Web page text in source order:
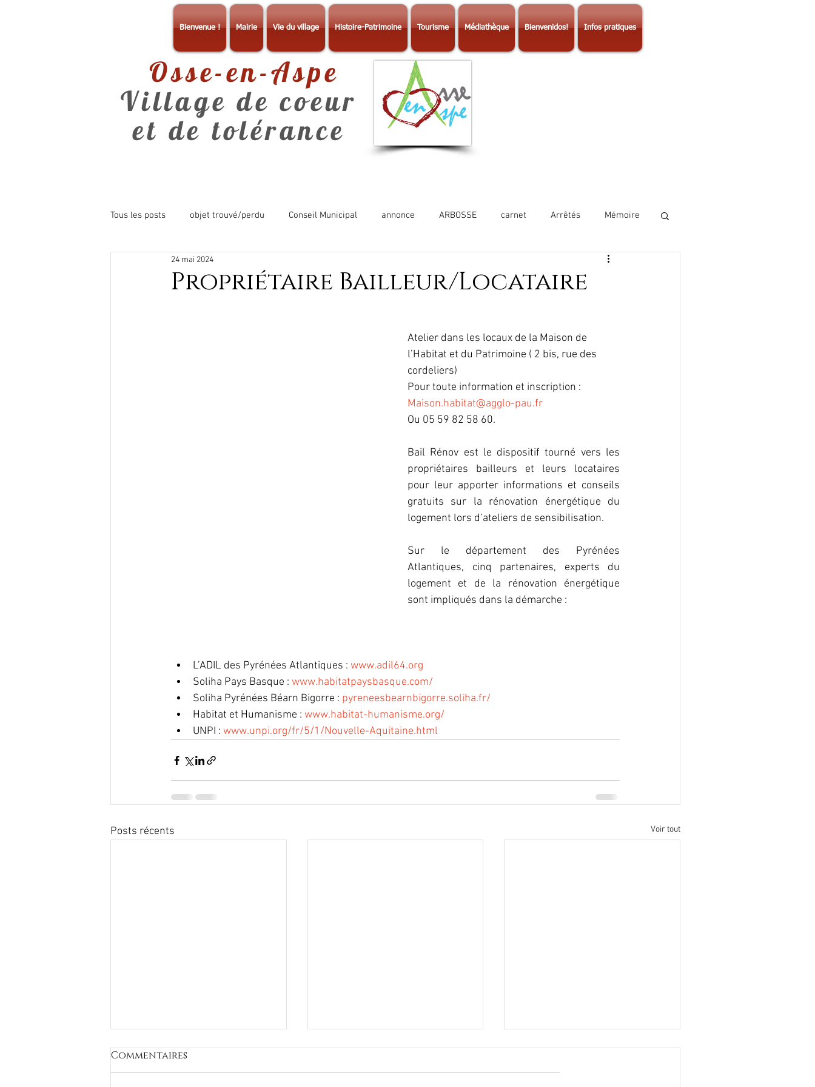
Bienvenue ! Mairie Vie du village Histoire-Patrimoine Tourisme Médiathèque Bienvenidos! Infos pratiques
Osse-en-Aspe
Village de coeur
et de tolérance
Tous les posts objet trouvé/perdu Conseil Municipal annonce ARBOSSE carnet Arrêtés Mémoire
consultation info mairie
Propriétaire Bailleur/Locataire
24 mai 2024
Atelier dans les locaux de la Maison de
l’Habitat et du Patrimoine ( 2 bis, rue des
cordeliers)
Pour toute information et inscription :
Maison.habitat@agglo-pau.fr
Ou 05 59 82 58 60.
Bail Rénov est le dispositif tourné vers les
propriétaires bailleurs et leurs locataires
pour leur apporter informations et conseils
gratuits sur la rénovation énergétique du
logement lors d’ateliers de sensibilisation.
Sur le département des Pyrénées
Atlantiques, cinq partenaires, experts du
logement et de la rénovation énergétique
sont impliqués dans la démarche :
L’ADIL des Pyrénées Atlantiques : www.adil64.org
Soliha Pays Basque : www.habitatpaysbasque.com/
Soliha Pyrénées Béarn Bigorre : pyreneesbearnbigorre.soliha.fr/
Habitat et Humanisme : www.habitat-humanisme.org/
UNPI : www.unpi.org/fr/5/1/Nouvelle-Aquitaine.html
Posts récents Voir tout
Commentaires